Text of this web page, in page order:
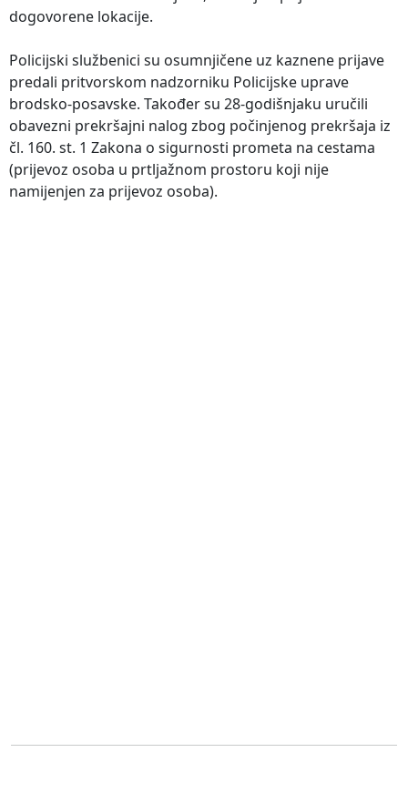
dogovorene lokacije.
Policijski službenici su osumnjičene uz kaznene prijave
predali pritvorskom nadzorniku Policijske uprave
brodsko-posavske. Također su 28-godišnjaku uručili
obavezni prekršajni nalog zbog počinjenog prekršaja iz
čl. 160. st. 1 Zakona o sigurnosti prometa na cestama
(prijevoz osoba u prtljažnom prostoru koji nije
namijenjen za prijevoz osoba).